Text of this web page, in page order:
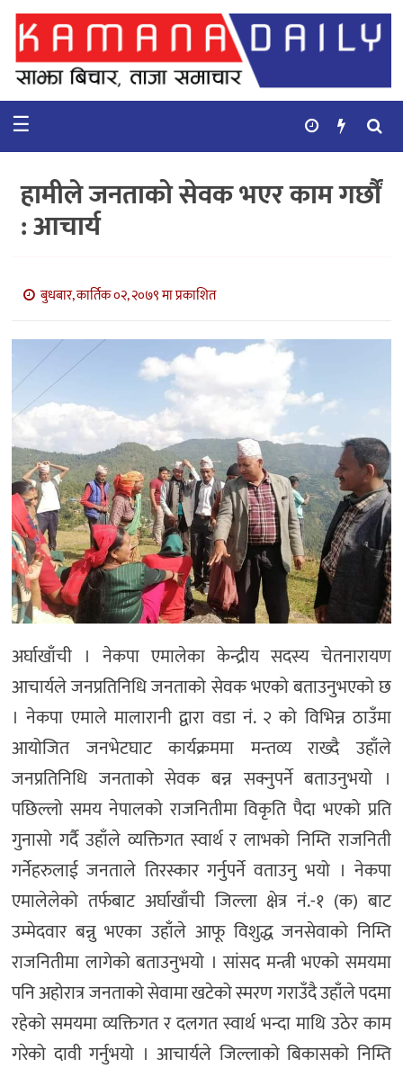
गृहपृष्ठ
समाचार
कुटनिती
कुराकानी
बाणिज्य
भिडियो
सिफारिस
☰
हामीले जनताको सेवक भएर काम गर्छौं
: आचार्य
बुधबार, कार्तिक ०२, २०७९ मा प्रकाशित
अर्घाखाँची । नेकपा एमालेका केन्द्रीय सदस्य चेतनारायण
आचार्यले जनप्रतिनिधि जनताको सेवक भएको बताउनुभएको छ
। नेकपा एमाले मालारानी द्वारा वडा नं. २ को विभिन्न ठाउँमा
आयोजित जनभेटघाट कार्यक्रममा मन्तव्य राख्दै उहाँले
जनप्रतिनिधि जनताको सेवक बन्न सक्नुपर्ने बताउनुभयो ।
पछिल्लो समय नेपालको राजनितीमा विकृति पैदा भएको प्रति
गुनासो गर्दै उहाँले व्यक्तिगत स्वार्थ र लाभको निम्ति राजनिती
गर्नेहरुलाई जनताले तिरस्कार गर्नुपर्ने वताउनु भयो । नेकपा
एमालेलेको तर्फबाट अर्घाखाँची जिल्ला क्षेत्र नं.-१ (क) बाट
उम्मेदवार बन्नु भएका उहाँले आफू विशुद्ध जनसेवाको निम्ति
राजनितीमा लागेको बताउनुभयो । सांसद मन्त्री भएको समयमा
पनि अहोरात्र जनताको सेवामा खटेको स्मरण गराउँदै उहाँले पदमा
रहेको समयमा व्यक्तिगत र दलगत स्वार्थ भन्दा माथि उठेर काम
गरेको दावी गर्नुभयो । आचार्यले जिल्लाको बिकासको निम्ति